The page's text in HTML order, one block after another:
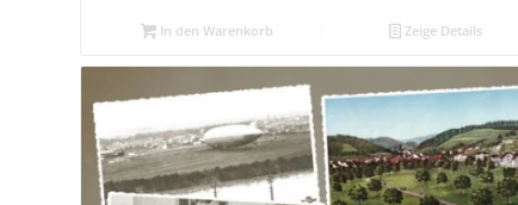
In den Warenkorb Zeige Details